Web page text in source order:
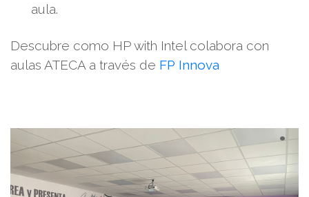
aula.
Descubre como HP with Intel colabora con
aulas ATECA a través de FP Innova